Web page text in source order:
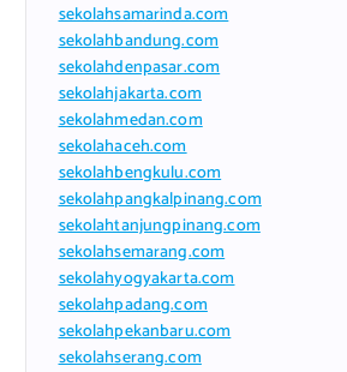
sekolahsamarinda.com
sekolahbandung.com
sekolahdenpasar.com
sekolahjakarta.com
sekolahmedan.com
sekolahaceh.com
sekolahbengkulu.com
sekolahpangkalpinang.com
sekolahtanjungpinang.com
sekolahsemarang.com
sekolahyogyakarta.com
sekolahpadang.com
sekolahpekanbaru.com
sekolahserang.com